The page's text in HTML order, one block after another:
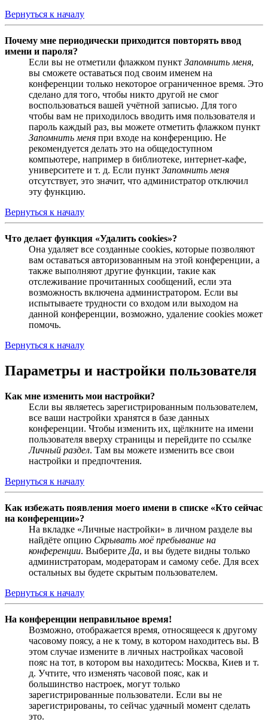
Вернуться к началу
Почему мне периодически приходится повторять ввод
имени и пароля?
Если вы не отметили флажком пункт Запомнить меня,
вы сможете оставаться под своим именем на
конференции только некоторое ограниченное время. Это
сделано для того, чтобы никто другой не смог
воспользоваться вашей учётной записью. Для того
чтобы вам не приходилось вводить имя пользователя и
пароль каждый раз, вы можете отметить флажком пункт
Запомнить меня при входе на конференцию. Не
рекомендуется делать это на общедоступном
компьютере, например в библиотеке, интернет-кафе,
университете и т. д. Если пункт Запомнить меня
отсутствует, это значит, что администратор отключил
эту функцию.
Вернуться к началу
Что делает функция «Удалить cookies»?
Она удаляет все созданные cookies, которые позволяют
вам оставаться авторизованным на этой конференции, а
также выполняют другие функции, такие как
отслеживание прочитанных сообщений, если эта
возможность включена администратором. Если вы
испытываете трудности со входом или выходом на
данной конференции, возможно, удаление cookies может
помочь.
Вернуться к началу
Параметры и настройки пользователя
Как мне изменить мои настройки?
Если вы являетесь зарегистрированным пользователем,
все ваши настройки хранятся в базе данных
конференции. Чтобы изменить их, щёлкните на имени
пользователя вверху страницы и перейдите по ссылке
Личный раздел. Там вы можете изменить все свои
настройки и предпочтения.
Вернуться к началу
Как избежать появления моего имени в списке «Кто сейчас
на конференции»?
На вкладке «Личные настройки» в личном разделе вы
найдёте опцию Скрывать моё пребывание на
конференции. Выберите Да, и вы будете видны только
администраторам, модераторам и самому себе. Для всех
остальных вы будете скрытым пользователем.
Вернуться к началу
На конференции неправильное время!
Возможно, отображается время, относящееся к другому
часовому поясу, а не к тому, в котором находитесь вы. В
этом случае измените в личных настройках часовой
пояс на тот, в котором вы находитесь: Москва, Киев и т.
д. Учтите, что изменять часовой пояс, как и
большинство настроек, могут только
зарегистрированные пользователи. Если вы не
зарегистрированы, то сейчас удачный момент сделать
это.